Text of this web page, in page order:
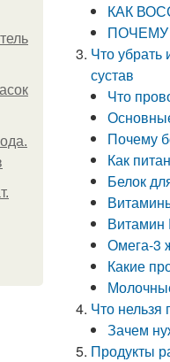
КАК
Что убрать
сустав
Что
Почему
Как
Белок
Витамин
Омега-3
Какие
Что
Зачем
Продукты